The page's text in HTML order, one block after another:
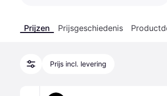
Prijzen Prijsgeschiedenis
Prijs incl. levering